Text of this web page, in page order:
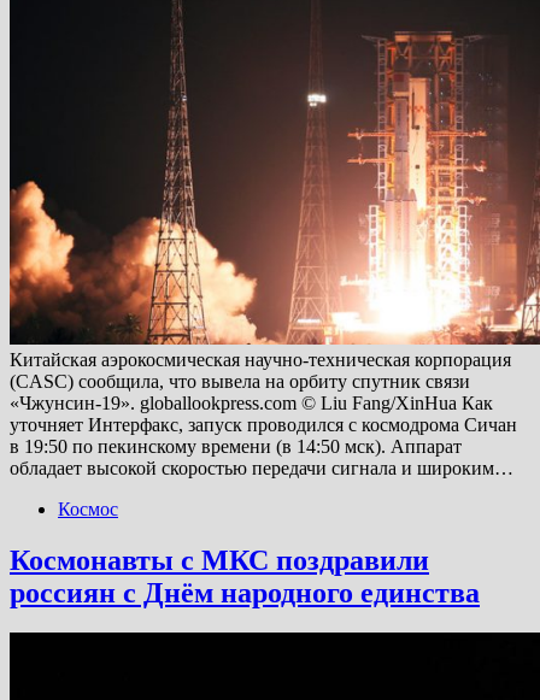
Китайская аэрокосмическая научно-техническая корпорация
(CASC) сообщила, что вывела на орбиту спутник связи
«Чжунсин-19». globallookpress.com © Liu Fang/XinHua Как
уточняет Интерфакс, запуск проводился с космодрома Сичан
в 19:50 по пекинскому времени (в 14:50 мск). Аппарат
обладает высокой скоростью передачи сигнала и широким…
Космос
Космонавты с МКС поздравили
россиян с Днём народного единства